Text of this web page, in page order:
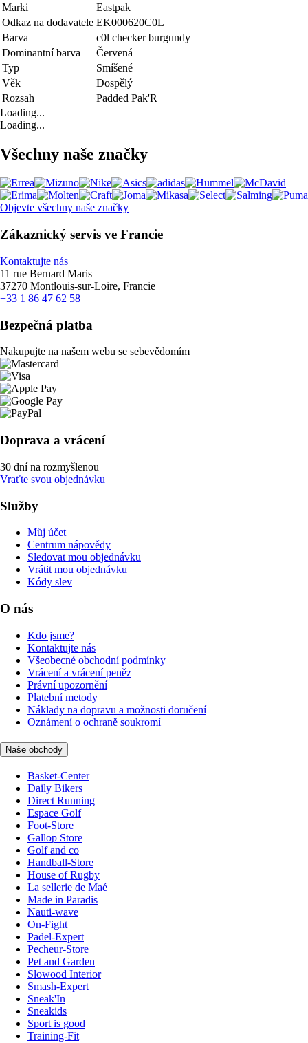
Marki
Eastpak
Odkaz na dodavatele EK000620C0L
Barva
c0l checker burgundy
Dominantní barva
Červená
Typ
Smíšené
Věk
Dospělý
Rozsah
Padded Pak'R
Loading...
Loading...
Všechny naše značky
Objevte všechny naše značky
Zákaznický servis ve Francie
Kontaktujte nás
11 rue Bernard Maris
37270 Montlouis-sur-Loire, Francie
+33 1 86 47 62 58
Bezpečná platba
Nakupujte na našem webu se sebevědomím
Doprava a vrácení
30 dní na rozmyšlenou
Vraťte svou objednávku
Služby
Můj účet
Centrum nápovědy
Sledovat mou objednávku
Vrátit mou objednávku
Kódy slev
O nás
Kdo jsme?
Kontaktujte nás
Všeobecné obchodní podmínky
Vrácení a vrácení peněz
Právní upozornění
Platební metody
Náklady na dopravu a možnosti doručení
Oznámení o ochraně soukromí
Naše obchody
Basket-Center
Daily Bikers
Direct Running
Espace Golf
Foot-Store
Gallop Store
Golf and co
Handball-Store
House of Rugby
La sellerie de Maé
Made in Paradis
Nauti-wave
On-Fight
Padel-Expert
Pecheur-Store
Pet and Garden
Slowood Interior
Smash-Expert
Sneak'In
Sneakids
Sport is good
Training-Fit